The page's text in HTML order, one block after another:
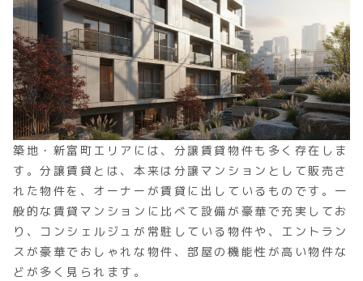
築地・新富町エリアには、分譲賃貸物件も多く存在しま
す。分譲賃貸とは、本来は分譲マンションとして販売さ
れた物件を、オーナーが賃貸に出しているものです。一
般的な賃貸マンションに比べて設備が豪華で充実してお
り、コンシェルジュが常駐している物件や、エントラン
スが豪華でおしゃれな物件、部屋の機能性が高い物件な
どが多く見られます。